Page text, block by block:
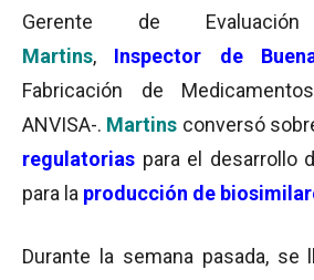
Gerente de
Martins, Inspector de
Fabricación de
ANVISA-. Martins conversó
regulatorias para el desarrollo
para la producción de
Durante la semana pasada, se